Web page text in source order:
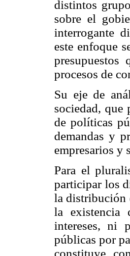
distintos
sobre el
interrogante
este enfoque
procesos de
Su eje de
sociedad, que
de políticas
demandas y
empresarios y
Para el
participar los
la distribución
la existencia
intereses, ni
públicas por
constituye